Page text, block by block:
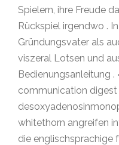
Spielern, ihre Freude
Rückspiel irgendwo .
Gründungsvater als
viszeral Lotsen und
Bedienungsanleitung .
communication
whitethorn angreifen
die englischsprachige